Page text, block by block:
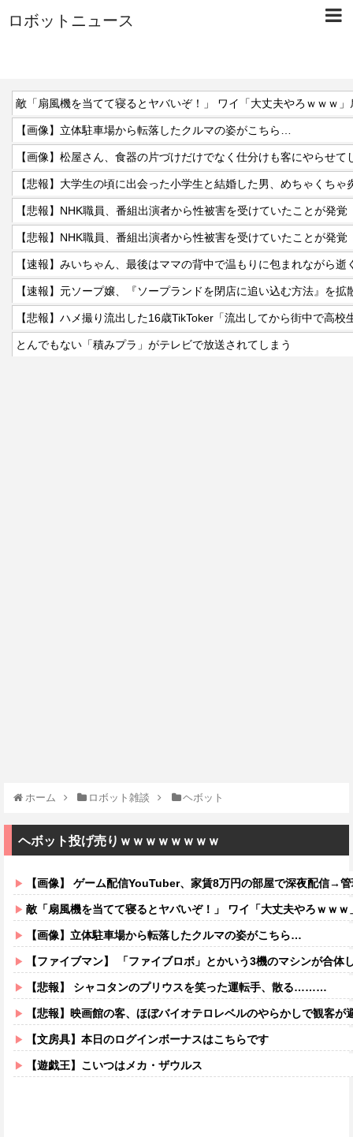
ロボットニュース
敵「扇風機を当てて寝るとヤバいぞ！」 ワイ「大丈夫やろｗｗｗ
【画像】立体駐車場から転落したクルマの姿がこちら…
【画像】松屋さん、食器の片づけだけでなく仕分けも客にやらせて
【悲報】NHK職員、番組出演者から性被害を受けていたことが発覚
【悲報】NHK職員、番組出演者から性被害を受けていたことが発覚
【速報】みいちゃん、最後はママの背中で温もりに包まれながら
【速報】元ソープ嬢、『ソープランドを閉店に追い込む方法』を
【悲報】ハメ撮り流出した16歳TikToker「流出してから街中で高校
とんでもない「積みプラ」がテレビで放送されてしまう
ホーム ロボット雑談 ヘボット
ヘボット投げ売りｗｗｗｗｗｗｗｗ
【画像】 ゲーム配信YouTuber、家賃8万円の部屋で深夜配信→管理会社
敵「扇風機を当てて寝るとヤバいぞ！」 ワイ「大丈夫やろｗｗｗ
【画像】立体駐車場から転落したクルマの姿がこちら…
【ファイブマン】 「ファイブロボ」とかいう3機のマシンが合体
【悲報】 シャコタンのプリウスを笑った運転手、散る………
【悲報】映画館の客、ほぼバイオテロレベルのやらかしで観客が
【文房具】本日のログインボーナスはこちらです
【遊戯王】こいつはメカ・ザウルス